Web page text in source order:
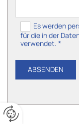
Es werden
für die in der
verwendet. *
Website erstellt von